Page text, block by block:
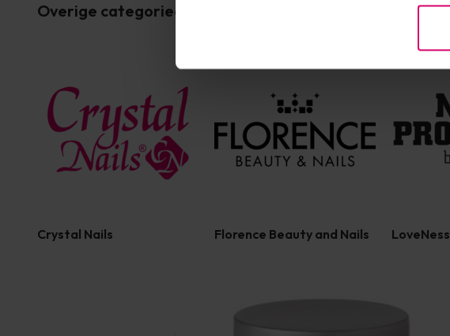
Overige categorieën in MERKEN
Crystal Nails Florence Beauty and Nails LoveNess